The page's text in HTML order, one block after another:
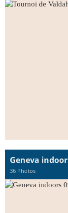
Geneva
36 Photos